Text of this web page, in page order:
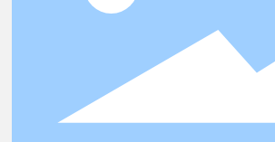
Резиновый чехол